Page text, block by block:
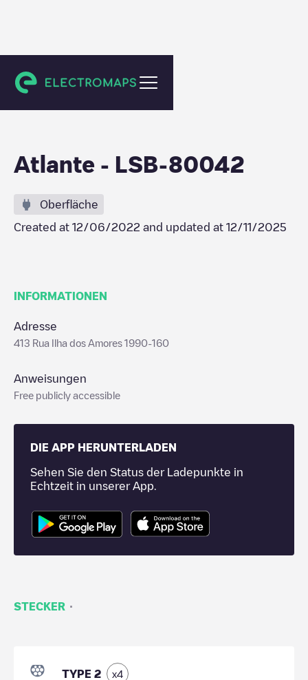
Moscavide
Atlante - LSB-80042
Oberfläche
Created at 12/06/2022 and updated at 12/11/2025
INFORMATIONEN
Adresse
413 Rua Ilha dos Amores 1990-160
Anweisungen
Free publicly accessible
DIE APP HERUNTERLADEN
Sehen Sie den Status der Ladepunkte in
Echtzeit in unserer App.
STECKER ·
TYPE 2 x4